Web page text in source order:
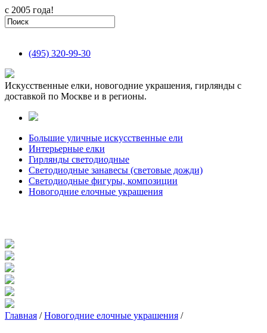
с 2005 года!
(495) 320-99-30
Искусственные елки, новогодние украшения, гирлянды с
доставкой по Москве и в регионы.
Большие уличные искусственные ели
Интерьерные елки
Гирлянды светодиодные
Светодиодные занавесы (световые дожди)
Светодиодные фигуры, композиции
Новогодние елочные украшения
Главная / Новогодние елочные украшения /